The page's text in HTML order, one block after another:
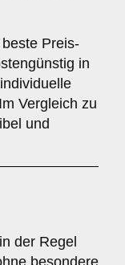
Preis-
in
Vergleich zu
und
der Regel
besondere